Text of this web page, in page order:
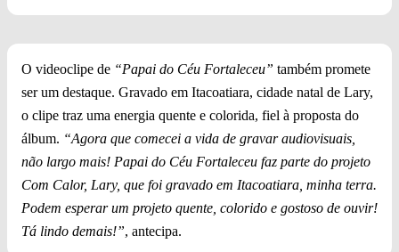
O videoclipe de “Papai do Céu Fortaleceu” também promete
ser um destaque. Gravado em Itacoatiara, cidade natal de Lary,
o clipe traz uma energia quente e colorida, fiel à proposta do
álbum. “Agora que comecei a vida de gravar audiovisuais,
não largo mais! Papai do Céu Fortaleceu faz parte do projeto
Com Calor, Lary, que foi gravado em Itacoatiara, minha terra.
Podem esperar um projeto quente, colorido e gostoso de ouvir!
Tá lindo demais!”, antecipa.